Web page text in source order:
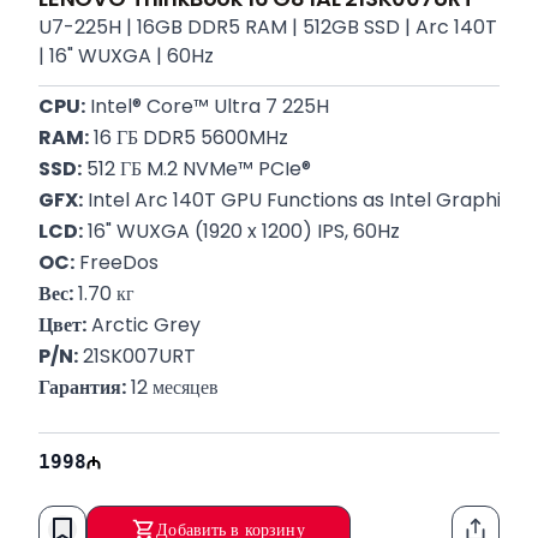
U7-225H | 16GB DDR5 RAM | 512GB SSD | Arc 140T
| 16" WUXGA | 60Hz
CPU: Intel® Core™ Ultra 7 225H
RAM: 16 ГБ DDR5 5600MHz
SSD: 512 ГБ M.2 NVMe™ PCIe®
GFX: Intel Arc 140T GPU Functions as Intel Graphics
LCD: 16" WUXGA (1920 x 1200) IPS, 60Hz
OC: FreeDos
Вес: 1.70 кг
Цвет: Arctic Grey
P/N: 21SK007URT
Гарантия: 12 месяцев
1998
Добавить в корзину